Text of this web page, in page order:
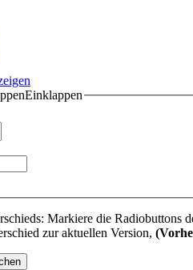
Einklappen
Markiere die Radiobuttons
zur aktuellen Version,